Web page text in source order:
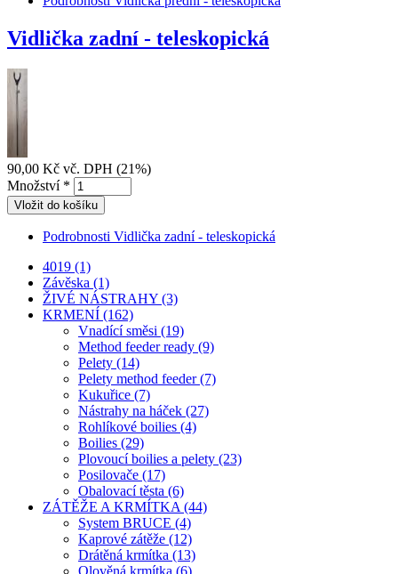
Vidlička zadní - teleskopická
90,00 Kč vč. DPH (21%)
Množství *
Podrobnosti Vidlička zadní - teleskopická
4019 (1)
Závěska (1)
ŽIVÉ NÁSTRAHY (3)
KRMENÍ (162)
Vnadící směsi (19)
Method feeder ready (9)
Pelety (14)
Pelety method feeder (7)
Kukuřice (7)
Nástrahy na háček (27)
Rohlíkové boilies (4)
Boilies (29)
Plovoucí boilies a pelety (23)
Posilovače (17)
Obalovací těsta (6)
ZÁTĚŽE A KRMÍTKA (44)
System BRUCE (4)
Kaprové zátěže (12)
Drátěná krmítka (13)
Olověná krmítka (6)